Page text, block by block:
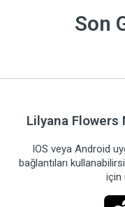
Son
Lilyana Flowers
IOS veya Android
bağlantıları
için